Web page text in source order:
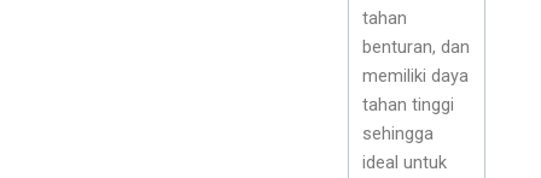
tahan
benturan, dan
memiliki daya
tahan tinggi
sehingga
ideal untuk